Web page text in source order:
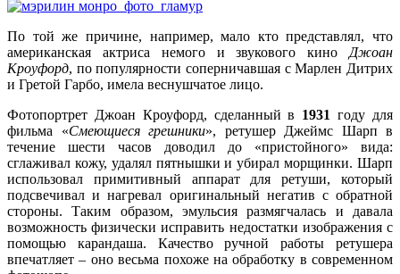
По той же причине, например, мало кто представлял, что
американская актриса немого и звукового кино Джоан
Кроуфорд, по популярности соперничавшая с Марлен Дитрих
и Гретой Гарбо, имела веснушчатое лицо.
Фотопортрет Джоан Кроуфорд, сделанный в 1931 году для
фильма «Смеющиеся грешники», ретушер Джеймс Шарп в
течение шести часов доводил до «пристойного» вида:
сглаживал кожу, удалял пятнышки и убирал морщинки. Шарп
использовал примитивный аппарат для ретуши, который
подсвечивал и нагревал оригинальный негатив с обратной
стороны. Таким образом, эмульсия размягчалась и давала
возможность физически исправить недостатки изображения с
помощью карандаша. Качество ручной работы ретушера
впечатляет – оно весьма похоже на обработку в современном